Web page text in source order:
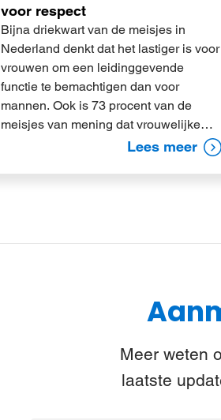
voor respect
Bijna driekwart van de meisjes in
Nederland denkt dat het lastiger is voor
vrouwen om een leidinggevende
functie te bemachtigen dan voor
mannen. Ook is 73 procent van de
meisjes van mening dat vrouwelijke…
Lees meer
Meer weten
laatste